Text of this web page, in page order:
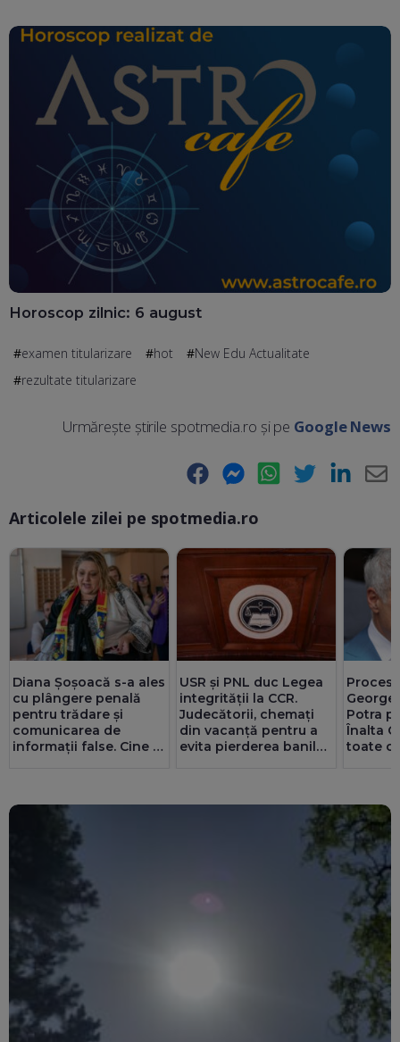
Horoscop zilnic: 6 august
examen titularizare hot
New Edu Actualitate
rezultate titularizare
Urmărește știrile spotmedia.ro și pe Google News
Facebook Messenger WhatsApp Twitter LinkedIn
Articolele zilei pe spotmedia.ro
Diana Șoșoacă s-a ales
cu plângere penală
pentru trădare și
comunicarea de
informații false. Cine și
USR și PNL duc Legea
integrității la CCR.
Judecătorii, chemați
din vacanță pentru a
evita pierderea banilor
Potra
Înalta
toate